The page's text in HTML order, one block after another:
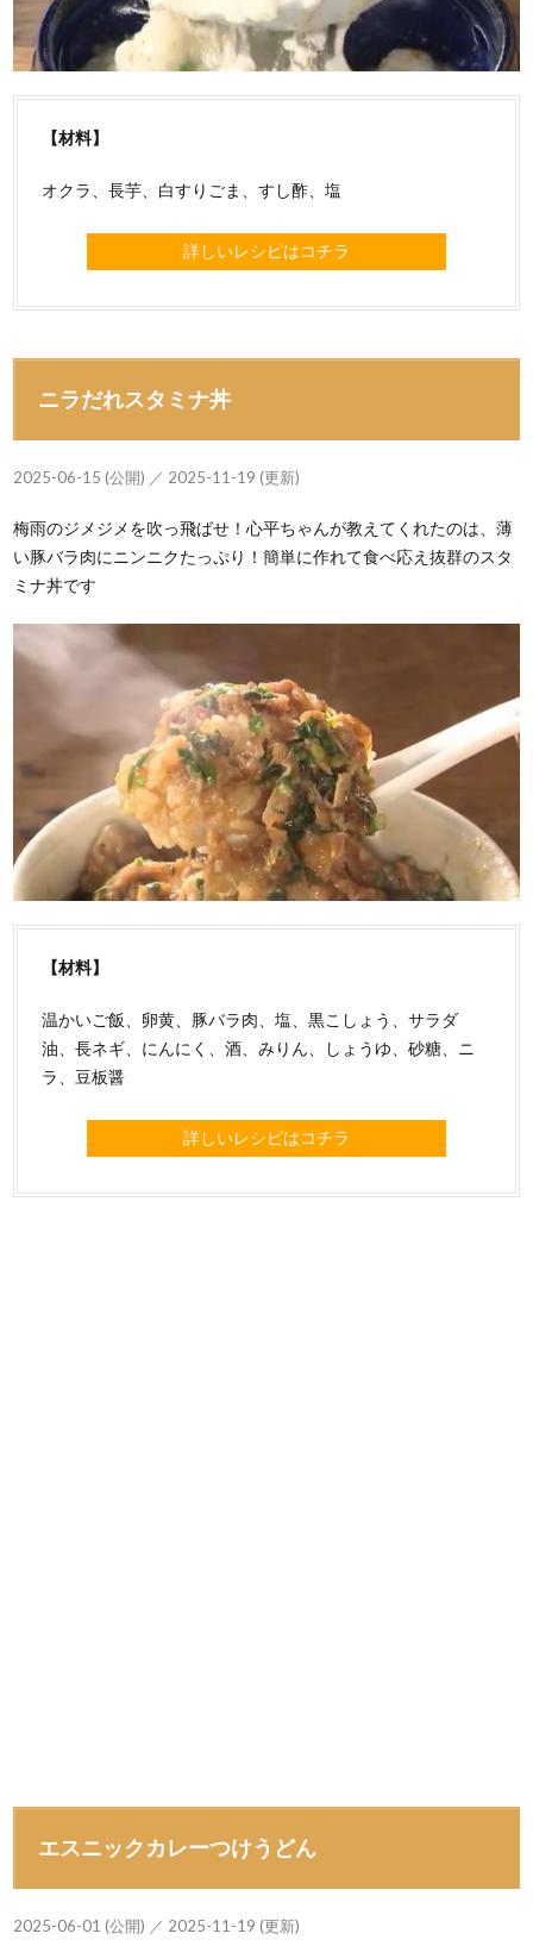
【材料】
オクラ、長芋、白すりごま、すし酢、塩
詳しいレシピはコチラ
ニラだれスタミナ丼
2025-06-15 (公開) ／ 2025-11-19 (更新)
梅雨のジメジメを吹っ飛ばせ！心平ちゃんが教えてくれたのは、薄
い豚バラ肉にニンニクたっぷり！簡単に作れて食べ応え抜群のスタ
ミナ丼です
【材料】
温かいご飯、卵黄、豚バラ肉、塩、黒こしょう、サラダ
油、長ネギ、にんにく、酒、みりん、しょうゆ、砂糖、ニ
ラ、豆板醤
詳しいレシピはコチラ
エスニックカレーつけうどん
2025-06-01 (公開) ／ 2025-11-19 (更新)